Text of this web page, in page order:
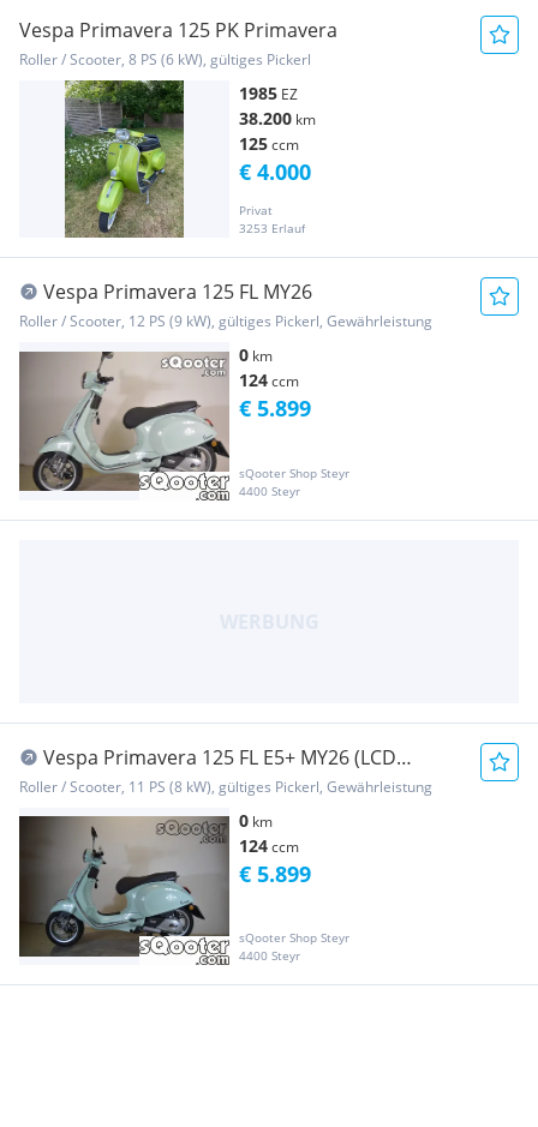
Vespa Primavera 125 PK Primavera
Roller / Scooter, 8 PS (6 kW), gültiges Pickerl
1985 EZ
38.200 km
125ccm
Privat
3253 Erlauf
€ 4.000
Vespa Primavera 125 FL MY26
Roller / Scooter, 12 PS (9 kW), gültiges Pickerl, Gewährleistung
0 km
124ccm
sQooter Shop Steyr
4400 Steyr
€ 5.899
Vespa Primavera 125 FL E5+ MY26 (LCD
Tacho!)
Roller / Scooter, 11 PS (8 kW), gültiges Pickerl, Gewährleistung
0 km
124ccm
sQooter Shop Steyr
4400 Steyr
€ 5.899